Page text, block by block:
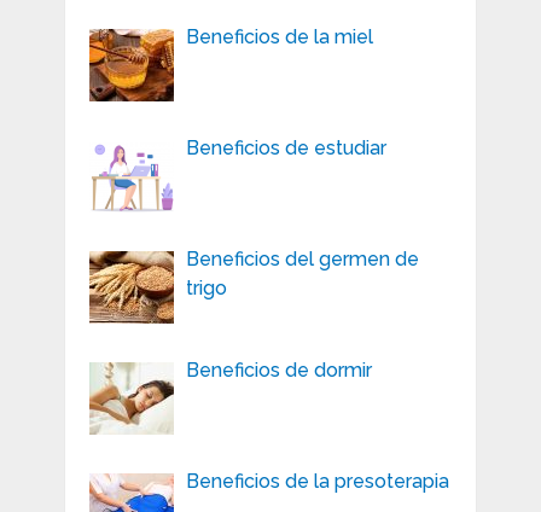
Beneficios de la miel
Beneficios de estudiar
Beneficios del germen de
trigo
Beneficios de dormir
Beneficios de la presoterapia